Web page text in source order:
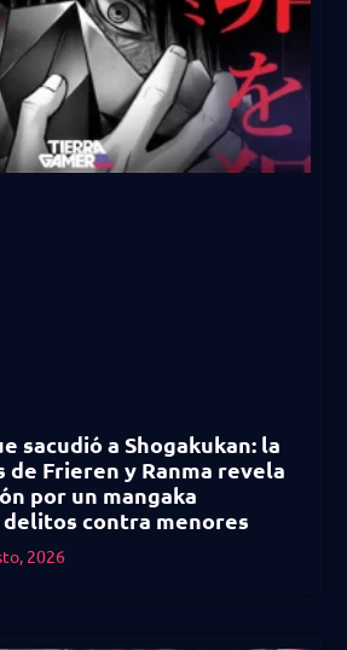
sacudió a Shogakukan: la
Frieren y Ranma revela
por un mangaka
contra menores
2026